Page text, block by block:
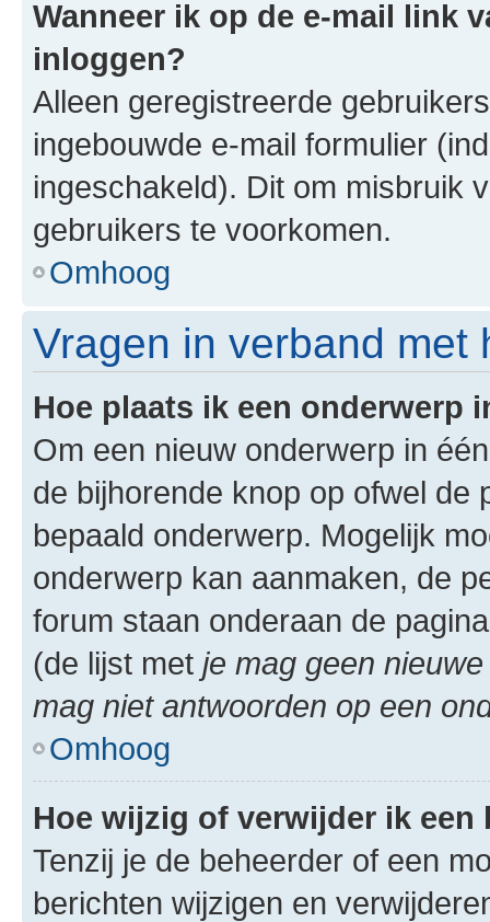
Wanneer ik op de e-mail link
inloggen?
Alleen geregistreerde
ingebouwde e-mail formulier
ingeschakeld). Dit om misbruik
gebruikers te voorkomen.
Omhoog
Vragen in verband met
Hoe plaats ik een onderwerp
Om een nieuw onderwerp in
de bijhorende knop op ofwel de
bepaald onderwerp. Mogelijk
onderwerp kan aanmaken, de
forum staan onderaan de
(de lijst met je mag geen
mag niet antwoorden op een
Omhoog
Hoe wijzig of verwijder ik een
Tenzij je de beheerder of een
berichten wijzigen en